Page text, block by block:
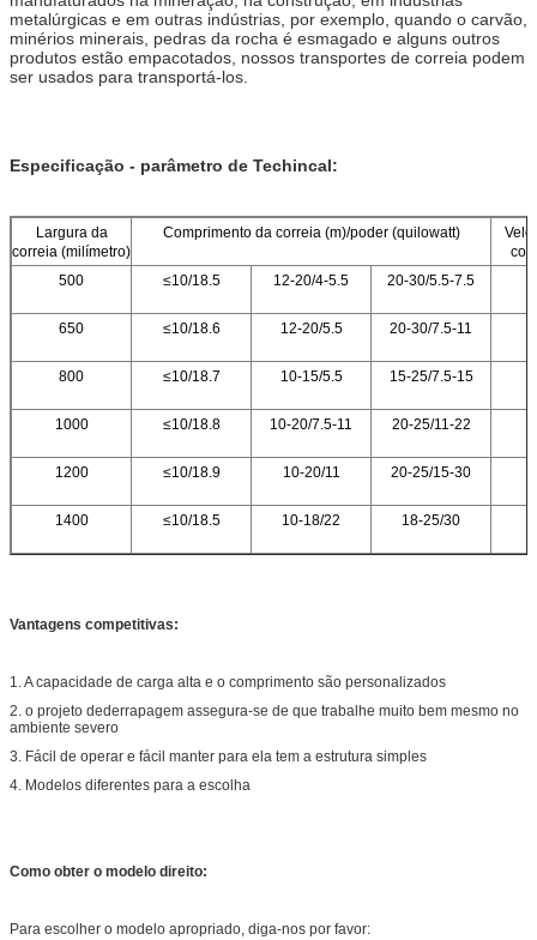
metalúrgicas e em outras indústrias, por exemplo, quando o carvão,
minérios minerais, pedras da rocha é esmagado e alguns outros
produtos estão empacotados, nossos transportes de correia podem
ser usados para transportá-los.
Especificação - parâmetro de Techincal:
Largura da
correia (milímetro)
Comprimento da correia (m)/poder (quilowatt)
500
≤10/18.5 12-20/4-5.5 20-30/5.5-7.5
650 ≤10/18.6 12-20/5.5 20-30/7.5-11
800 ≤10/18.7 10-15/5.5 15-25/7.5-15
1000 ≤10/18.8 10-20/7.5-11 20-25/11-22
1200 ≤10/18.9 10-20/11 20-25/15-30
1400 ≤10/18.5 10-18/22 18-25/30
Vantagens competitivas:
1. A capacidade de carga alta e o comprimento são personalizados
2. o projeto dederrapagem assegura-se de que trabalhe muito bem mesmo no
ambiente severo
3. Fácil de operar e fácil manter para ela tem a estrutura simples
4. Modelos diferentes para a escolha
Como obter o modelo direito:
Para escolher o modelo apropriado, diga-nos por favor: